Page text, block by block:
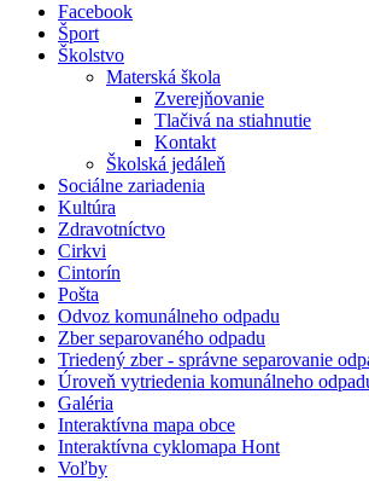
Facebook
Šport
Školstvo
Materská škola
Zverejňovanie
Tlačivá na stiahnutie
Kontakt
Školská jedáleň
Sociálne zariadenia
Kultúra
Zdravotníctvo
Cirkvi
Cintorín
Pošta
Odvoz komunálneho odpadu
Zber separovaného odpadu
Triedený zber - správne separovanie
Úroveň vytriedenia komunálneho
Galéria
Interaktívna mapa obce
Interaktívna cyklomapa Hont
Voľby